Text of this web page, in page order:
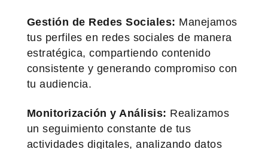
Gestión de Redes Sociales: Manejamos
tus perfiles en redes sociales de manera
estratégica, compartiendo contenido
consistente y generando compromiso con
tu audiencia.
Monitorización y Análisis: Realizamos
un seguimiento constante de tus
actividades digitales, analizando datos